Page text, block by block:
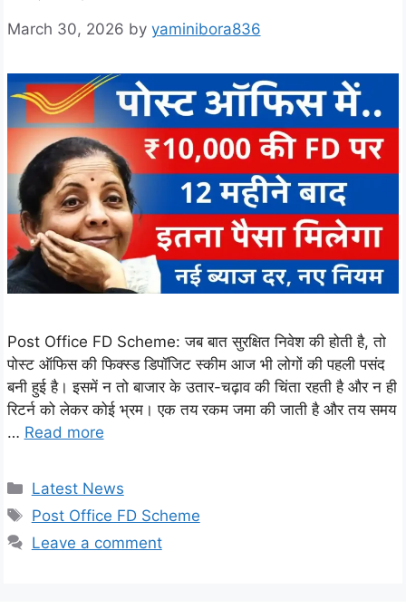
March 30, 2026 by yaminibora836
Post Office FD Scheme: जब बात सुरक्षित निवेश की होती है, तो
पोस्ट ऑफिस की फिक्स्ड डिपॉजिट स्कीम आज भी लोगों की पहली पसंद
बनी हुई है। इसमें न तो बाजार के उतार-चढ़ाव की चिंता रहती है और न ही
रिटर्न को लेकर कोई भ्रम। एक तय रकम जमा की जाती है और तय समय
… Read more
Categories
Latest News
Tags
Post Office FD Scheme
Leave a comment